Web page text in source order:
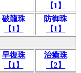
【1】
破龍珠
【1】
防御珠
【1】
早復珠
【1】
治癒珠
【2】